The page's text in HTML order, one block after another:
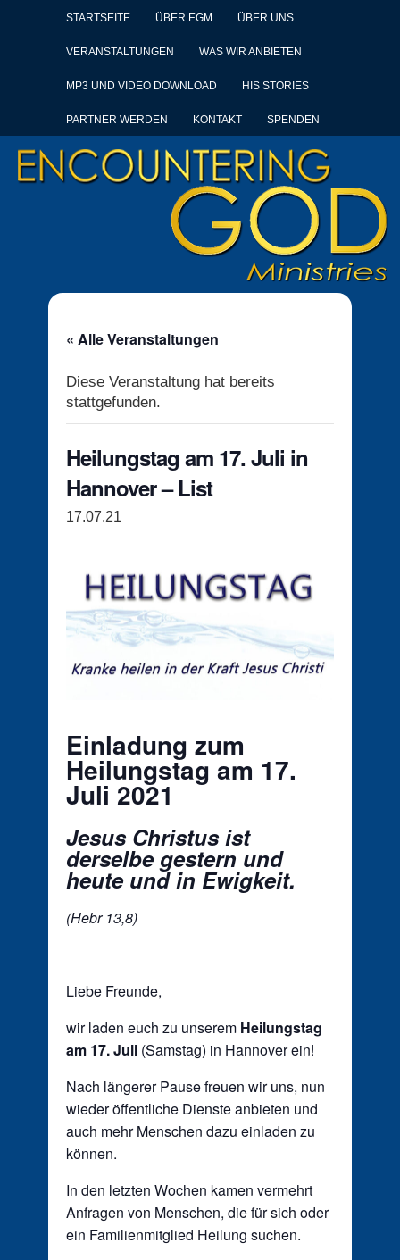
STARTSEITE ÜBER EGM ÜBER UNS
VERANSTALTUNGEN WAS WIR ANBIETEN
MP3 UND VIDEO DOWNLOAD HIS STORIES
PARTNER WERDEN KONTAKT SPENDEN
« Alle Veranstaltungen
Diese Veranstaltung hat bereits
stattgefunden.
Heilungstag am 17. Juli in
Hannover – List
17.07.21
Einladung zum
Heilungstag am 17.
Juli 2021
Jesus Christus ist
derselbe gestern und
heute und in Ewigkeit.
(Hebr 13,8)
Liebe Freunde,
wir laden euch zu unserem Heilungstag
am 17. Juli (Samstag) in Hannover ein!
Nach längerer Pause freuen wir uns, nun
wieder öffentliche Dienste anbieten und
auch mehr Menschen dazu einladen zu
können.
In den letzten Wochen kamen vermehrt
Anfragen von Menschen, die für sich oder
ein Familienmitglied Heilung suchen.